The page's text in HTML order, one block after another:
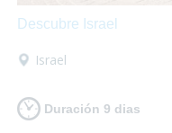
Descubre Israel
Israel
Duración 9 dias